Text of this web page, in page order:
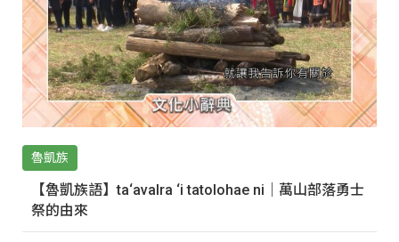
魯凱族
【魯凱族語】ta‘avalra ‘i tatolohae ni｜萬山部落勇士
祭的由來